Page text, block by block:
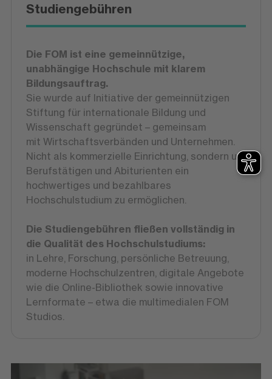
Studiengebühren
Die FOM ist eine gemeinnützige,
unabhängige Hochschule mit klarem
Bildungsauftrag.
Sie wurde auf Initiative der gemeinnützigen
Stiftung für internationale Bildung und
Wissenschaft gegründet – gemeinsam
mit Wirtschaftsverbänden und Unternehmen.
Nicht als kommerzielle Einrichtung, sondern um
Berufstätigen und Abiturienten ein
hochwertiges und bezahlbares
Hochschulstudium zu ermöglichen.
Die Studiengebühren fließen vollständig in
die Qualität des Hochschulstudiums:
in Lehre, Forschung, persönliche Betreuung,
moderne Hochschulzentren, digitale Angebote
wie die Online-Bibliothek sowie innovative
Lernformate – etwa die multimedialen FOM
Studios.